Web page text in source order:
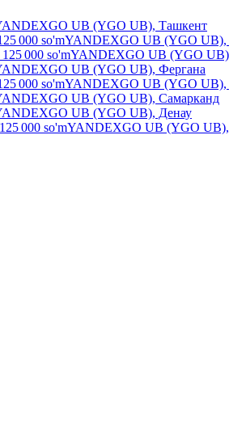
UB (YGO UB), Ташкент
000 so'mYANDEXGO UB (YGO UB),
125 000 so'mYANDEXGO UB (YGO
UB (YGO UB), Фергана
000 so'mYANDEXGO UB (YGO UB),
UB (YGO UB), Самарканд
UB (YGO UB), Денау
000 so'mYANDEXGO UB (YGO